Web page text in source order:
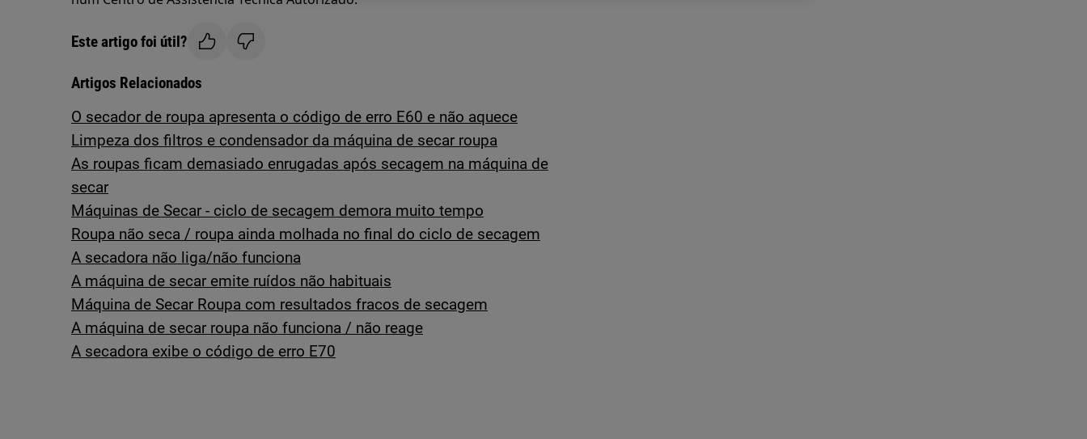
Este artigo foi útil?
Artigos Relacionados
O secador de roupa apresenta o código de erro E60 e não aquece
Limpeza dos filtros e condensador da máquina de secar roupa
As roupas ficam demasiado enrugadas após secagem na máquina de
secar
Máquinas de Secar - ciclo de secagem demora muito tempo
Roupa não seca / roupa ainda molhada no final do ciclo de secagem
A secadora não liga/não funciona
A máquina de secar emite ruídos não habituais
Máquina de Secar Roupa com resultados fracos de secagem
A máquina de secar roupa não funciona / não reage
A secadora exibe o código de erro E70